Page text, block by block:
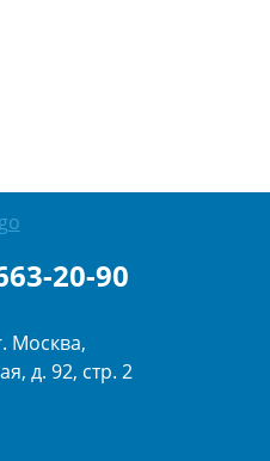
20-90
Москва,
д. 92, стр. 2